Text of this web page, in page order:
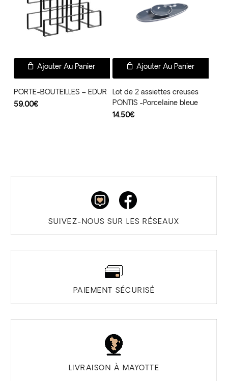
Ajouter Au Panier
PORTE-BOUTEILLES – EDUR
59.00€
Ajouter Au Panier
Lot de 2 assiettes creuses
PONTIS -Porcelaine bleue
14.50€
SUIVEZ-NOUS SUR LES RÉSEAUX
PAIEMENT SÉCURISÉ
LIVRAISON À MAYOTTE